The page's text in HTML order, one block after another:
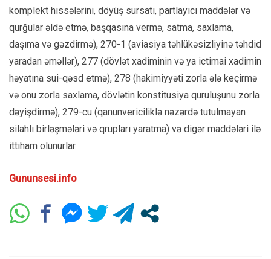
komplekt hissələrini, döyüş sursatı, partlayıcı maddələr və
qurğular əldə etmə, başqasına vermə, satma, saxlama,
daşıma və gəzdirmə), 270-1 (aviasiya təhlükəsizliyinə təhdid
yaradan əməllər), 277 (dövlət xadiminin və ya ictimai xadimin
həyatına sui-qəsd etmə), 278 (hakimiyyəti zorla ələ keçirmə
və onu zorla saxlama, dövlətin konstitusiya quruluşunu zorla
dəyişdirmə), 279-cu (qanunvericiliklə nəzərdə tutulmayan
silahlı birləşmələri və qrupları yaratma) və digər maddələri ilə
ittiham olunurlar.
Gununsesi.info